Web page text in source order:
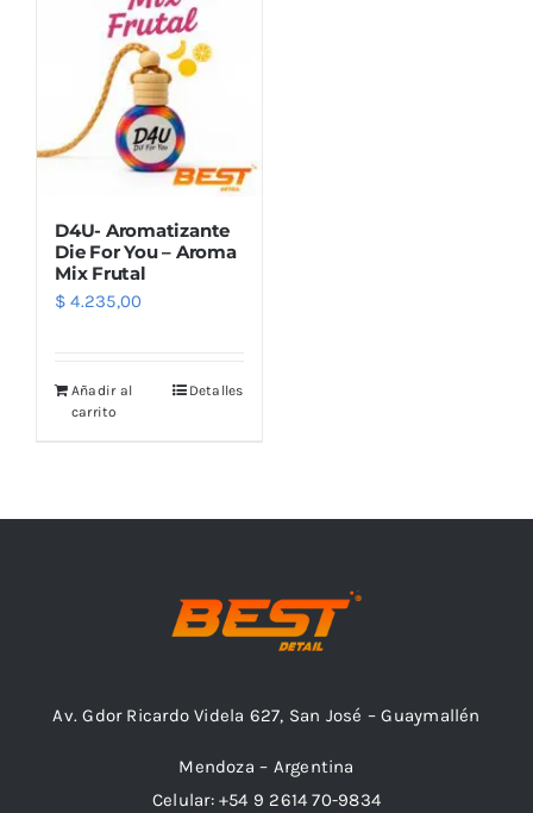
D4U- Aromatizante
Die For You – Aroma
Mix Frutal
$ 4.235,00
Añadir al
carrito
Detalles
Av. Gdor Ricardo Videla 627, San José – Guaymallén
Mendoza – Argentina
Celular: +54 9 2614 70-9834